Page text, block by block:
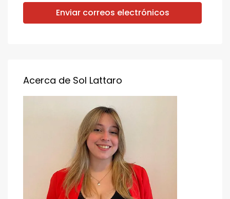
Enviar correos electrónicos
Acerca de Sol Lattaro